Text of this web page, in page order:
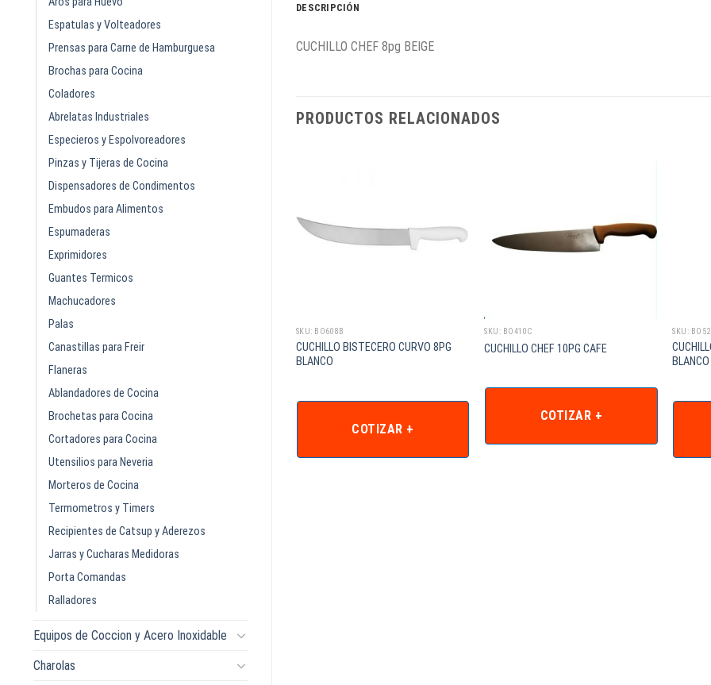
Espatulas y Volteadores
Prensas para Carne de Hamburguesa
Brochas para Cocina
Coladores
Abrelatas Industriales
Especieros y Espolvoreadores
Pinzas y Tijeras de Cocina
Dispensadores de Condimentos
Embudos para Alimentos
Espumaderas
Exprimidores
Guantes Termicos
Machucadores
Palas
Canastillas para Freir
Flaneras
Ablandadores de Cocina
Brochetas para Cocina
Cortadores para Cocina
Utensilios para Neveria
Morteros de Cocina
Termometros y Timers
Recipientes de Catsup y Aderezos
Jarras y Cucharas Medidoras
Porta Comandas
Ralladores
Equipos de Coccion y Acero Inoxidable
Charolas
DESCRIPCIÓN
CUCHILLO CHEF 8pg BEIGE
PRODUCTOS RELACIONADOS
SKU: BO608B
CUCHILLO BISTECERO CURVO 8PG
BLANCO
COTIZAR +
SKU: BO410C
CUCHILLO CHEF 10PG CAFE
COTIZAR +
SKU:
BLANCO
BLANCO
BARRA MAGNETICA PLASTICA PARA